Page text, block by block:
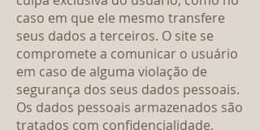
caso em que ele mesmo transfere
seus dados a terceiros. O site se
compromete a comunicar o usuário
em caso de alguma violação de
segurança dos seus dados pessoais.
Os dados pessoais armazenados são
tratados com confidencialidade,